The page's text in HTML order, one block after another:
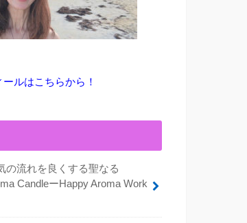
ルはこちらから！
の流れを良くする聖なる
CandleーHappy Aroma Work